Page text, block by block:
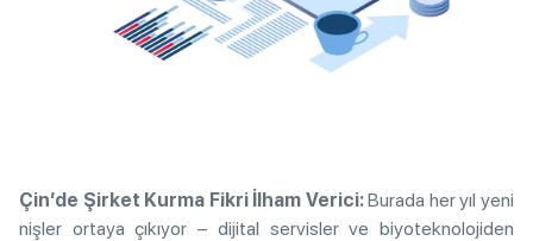
Çin’de Şirket Kurma Fikri İlham Verici:Burada her yıl yeni
nişler ortaya çıkıyor – dijital servisler ve biyoteknolojiden